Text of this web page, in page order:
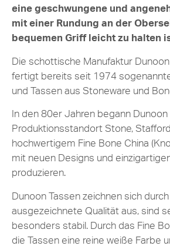
eine geschwungene und
mit einer Rundung an der
bequemen Griff leicht zu halten
Die schottische Manufaktur
fertigt bereits seit 1974
und Tassen aus Stoneware und
In den 80er Jahren begann
Produktionsstandort Stone,
hochwertigem Fine Bone China
mit neuen Designs und
produzieren.
Dunoon Tassen zeichnen sich
ausgezeichnete Qualität aus, sind
besonders stabil. Durch das Fine
die Tassen eine reine weiße Farbe